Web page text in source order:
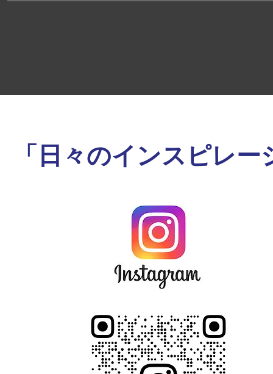
「日々のインスピレ